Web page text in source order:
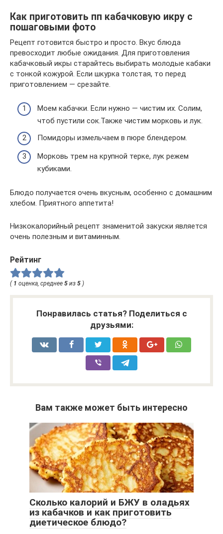
Как приготовить пп кабачковую икру с
пошаговыми фото
Рецепт готовится быстро и просто. Вкус блюда
превосходит любые ожидания. Для приготовления
кабачковый икры старайтесь выбирать молодые кабаки
с тонкой кожурой. Если шкурка толстая, то перед
приготовлением — срезайте.
Моем кабачки. Если нужно — чистим их. Солим,
чтоб пустили сок.Также чистим морковь и лук.
Помидоры измельчаем в пюре блендером.
Морковь трем на крупной терке, лук режем
кубиками.
Блюдо получается очень вкусным, особенно с домашним
хлебом. Приятного аппетита!
Низкокалорийный рецепт знаменитой закуски является
очень полезным и витаминным.
Рейтинг
( 1 оценка, среднее 5 из 5 )
Понравилась статья? Поделиться с
друзьями:
Вам также может быть интересно
Сколько калорий и БЖУ в оладьях
из кабачков и как приготовить
диетическое блюдо?